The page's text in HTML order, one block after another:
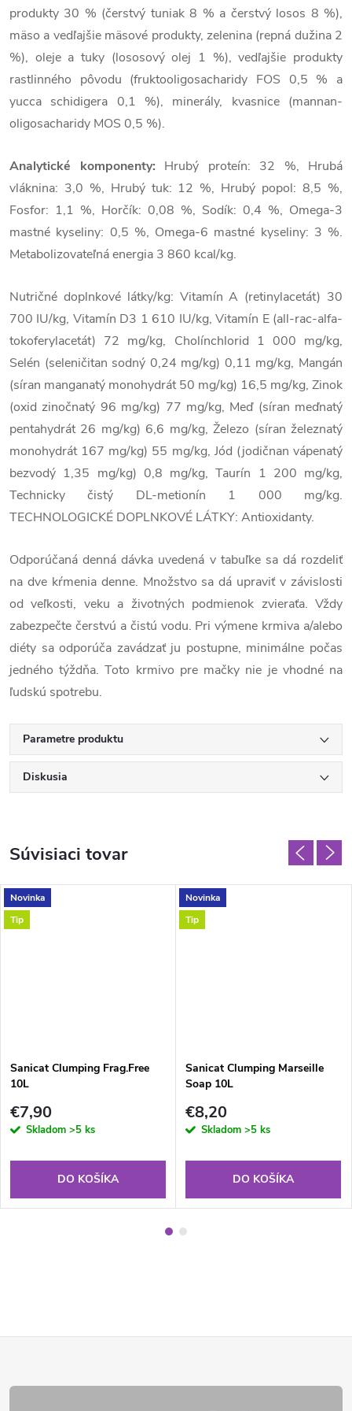
produkty 30 % (čerstvý tuniak 8 % a čerstvý losos 8 %),
mäso a vedľajšie mäsové produkty, zelenina (repná dužina 2
%), oleje a tuky (lososový olej 1 %), vedľajšie produkty
rastlinného pôvodu (fruktooligosacharidy FOS 0,5 % a
yucca schidigera 0,1 %), minerály, kvasnice (mannan-
oligosacharidy MOS 0,5 %).
Analytické komponenty: Hrubý proteín: 32 %, Hrubá
vláknina: 3,0 %, Hrubý tuk: 12 %, Hrubý popol: 8,5 %,
Fosfor: 1,1 %, Horčík: 0,08 %, Sodík: 0,4 %, Omega-3
mastné kyseliny: 0,5 %, Omega-6 mastné kyseliny: 3 %.
Metabolizovateľná energia 3 860 kcal/kg.
Nutričné ​​doplnkové látky/kg: Vitamín A (retinylacetát) 30
700 IU/kg, Vitamín D3 1 610 IU/kg, Vitamín E (all-rac-alfa-
tokoferylacetát) 72 mg/kg, Cholínchlorid 1 000 mg/kg,
Selén (seleničitan sodný 0,24 mg/kg) 0,11 mg/kg, Mangán
(síran manganatý monohydrát 50 mg/kg) 16,5 mg/kg, Zinok
(oxid zinočnatý 96 mg/kg) 77 mg/kg, Meď (síran meďnatý
pentahydrát 26 mg/kg) 6,6 mg/kg, Železo (síran železnatý
monohydrát 167 mg/kg) 55 mg/kg, Jód (jodičnan vápenatý
bezvodý 1,35 mg/kg) 0,8 mg/kg, Taurín 1 200 mg/kg,
Technicky čistý DL-metionín 1 000 mg/kg.
TECHNOLOGICKÉ DOPLNKOVÉ LÁTKY: Antioxidanty.
Odporúčaná denná dávka uvedená v tabuľke sa dá rozdeliť
na dve kŕmenia denne. Množstvo sa dá upraviť v závislosti
od veľkosti, veku a životných podmienok zvieraťa. Vždy
zabezpečte čerstvú a čistú vodu. Pri výmene krmiva a/alebo
diéty sa odporúča zavádzať ju postupne, minimálne počas
jedného týždňa. Toto krmivo pre mačky nie je vhodné na
ľudskú spotrebu.
Parametre produktu
Diskusia
Súvisiaci tovar
Novinka
Tip
Sanicat Clumping Frag.Free
10L
€7,90
Skladom >5 ks
DO KOŠÍKA
Novinka
Tip
Sanicat Clumping Marseille
Soap 10L
€8,20
Skladom >5 ks
DO KOŠÍKA
á